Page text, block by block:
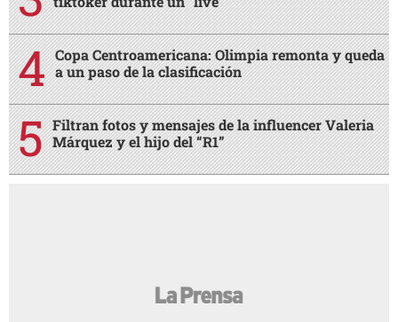
Copa Centroamericana: Olimpia remonta y queda
a un paso de la clasificación
Filtran fotos y mensajes de la influencer Valeria
Márquez y el hijo del “R1”